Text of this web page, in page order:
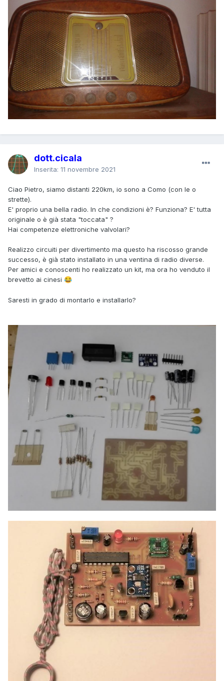
dott.cicala
Inserita: 11 novembre 2021
Ciao Pietro, siamo distanti 220km, io sono a Como (con le o
strette).
E' proprio una bella radio. In che condizioni è? Funziona? E' tutta
originale o è già stata "toccata" ?
Hai competenze elettroniche valvolari?
Realizzo circuiti per divertimento ma questo ha riscosso grande
successo, è già stato installato in una ventina di radio diverse.
Per amici e conoscenti ho realizzato un kit, ma ora ho venduto il
brevetto ai cinesi 😂
Saresti in grado di montarlo e installarlo?